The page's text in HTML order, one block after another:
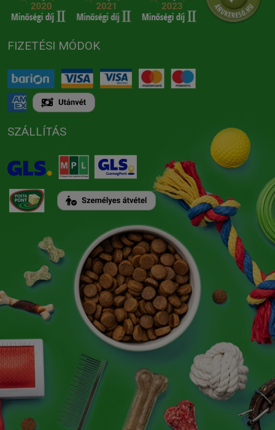
FIZETÉSI MÓDOK
SZÁLLÍTÁS